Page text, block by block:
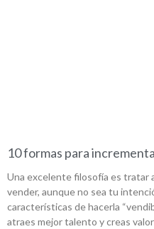
10 formas para
Una excelente filosofía es tratar
vender, aunque no sea tu
características de hacerla
atraes mejor talento y creas